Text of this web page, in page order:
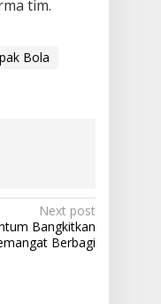
tim.
Bola
Next post
Bangkitkan
Berbagi